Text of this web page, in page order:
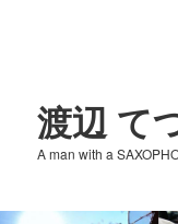
渡辺 て
A man with a